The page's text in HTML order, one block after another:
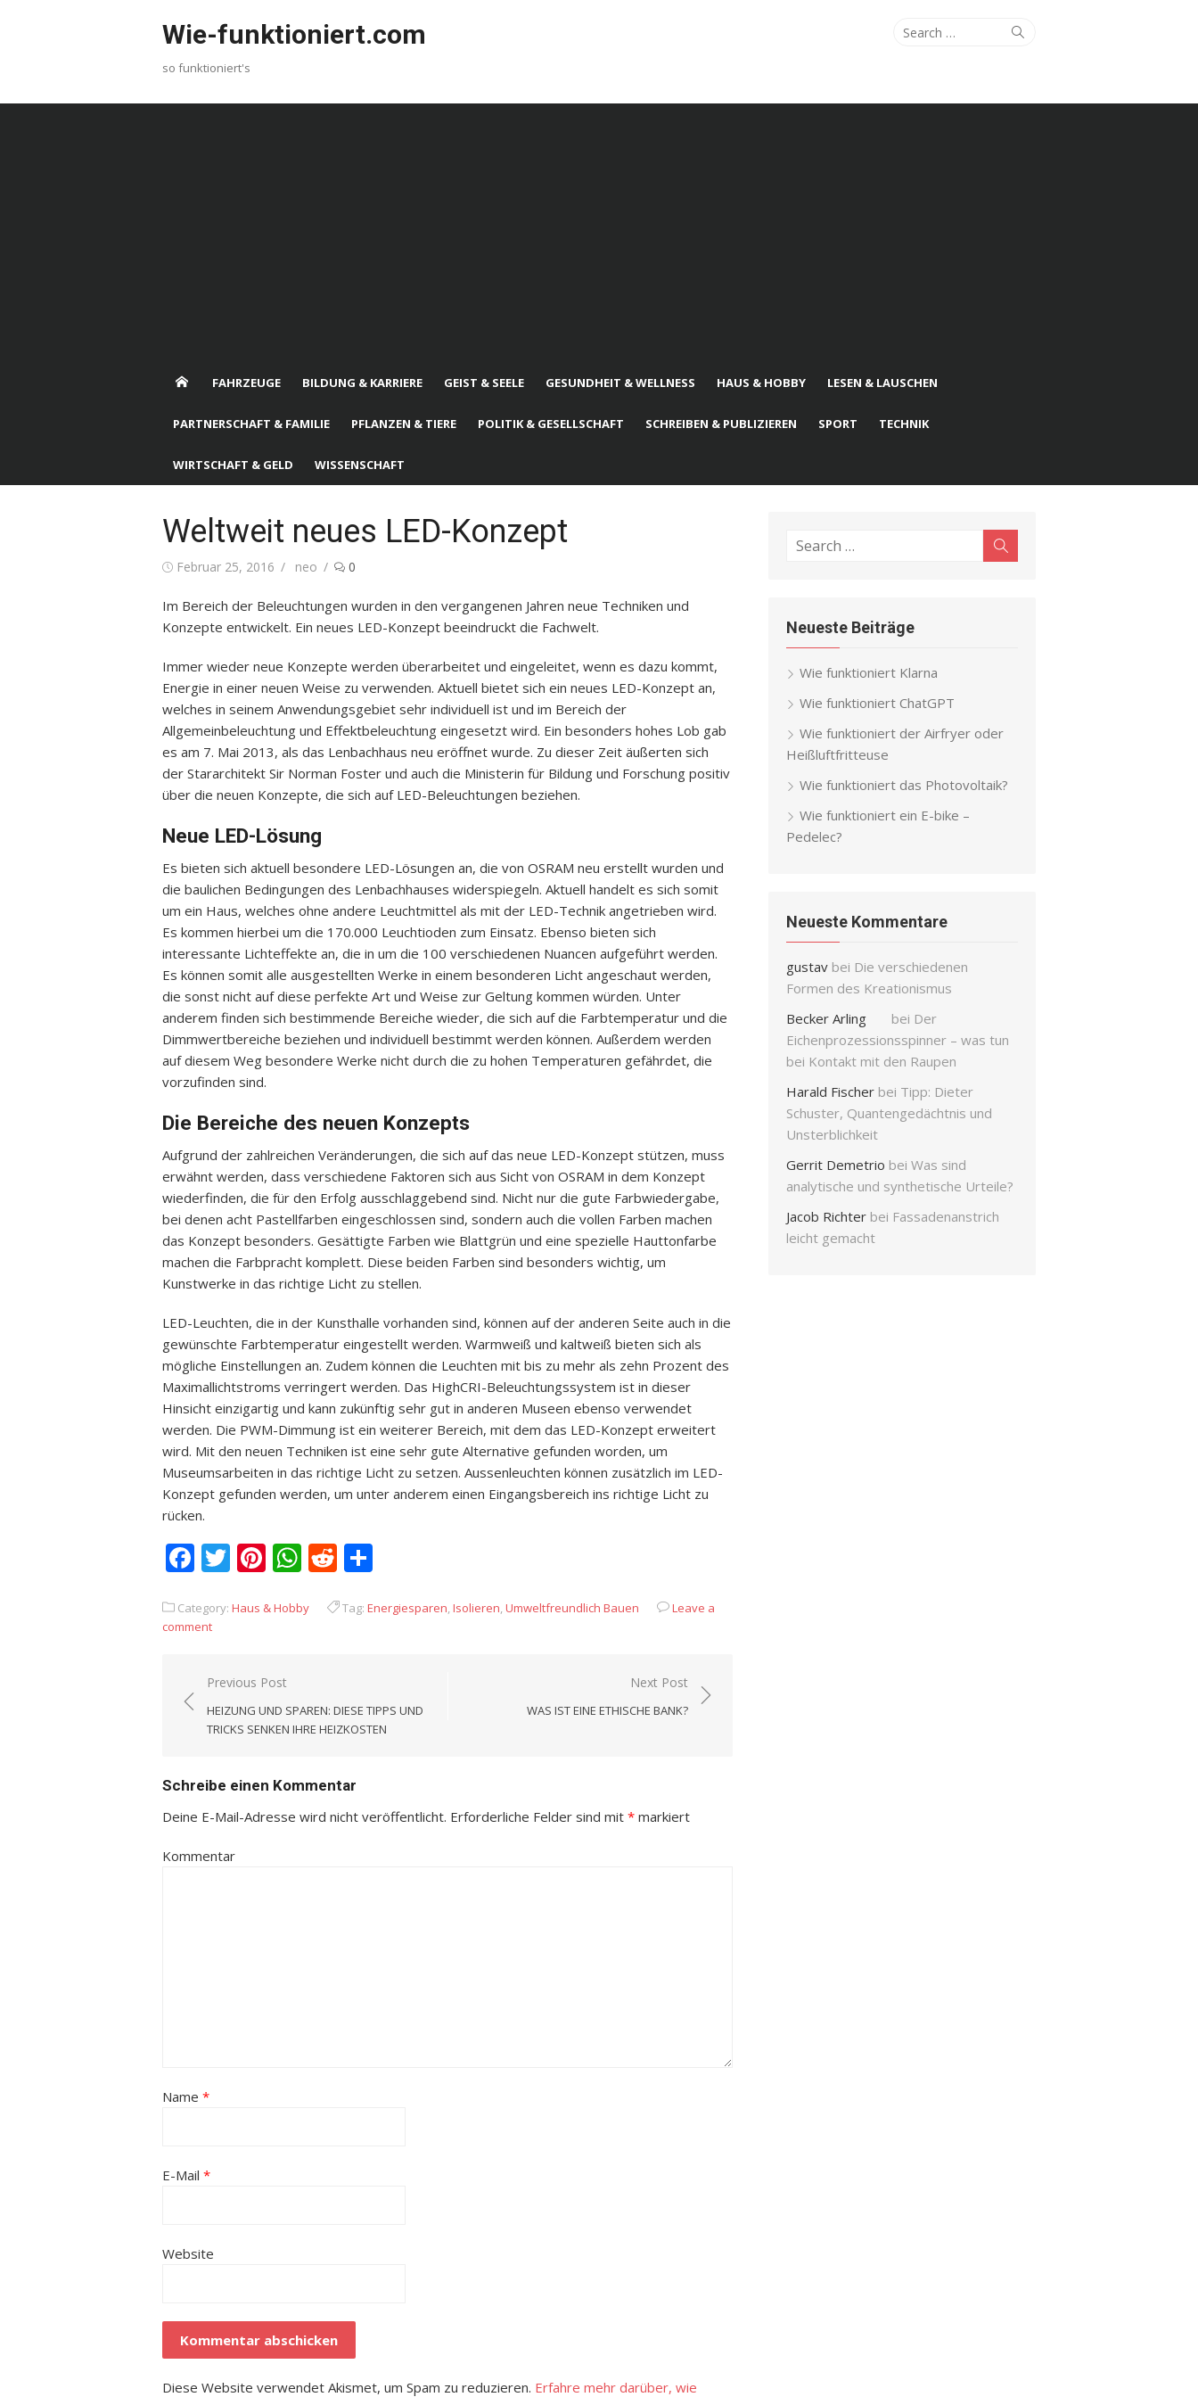
Wie-funktioniert.com
so funktioniert's
Search
Search
FAHRZEUGE BILDUNG & KARRIERE GEIST & SEELE GESUNDHEIT & WELLNESS HAUS & HOBBY LESEN & LAUSCHEN
PARTNERSCHAFT & FAMILIE PFLANZEN & TIERE POLITIK & GESELLSCHAFT SCHREIBEN & PUBLIZIEREN SPORT TECHNIK
WIRTSCHAFT & GELD WISSENSCHAFT
Weltweit neues LED-Konzept
Posted
Februar 25, 2016 Author
neo 0
Im Bereich der Beleuchtungen wurden in den vergangenen Jahren neue Techniken und
Konzepte entwickelt. Ein neues LED-Konzept beeindruckt die Fachwelt.
Immer wieder neue Konzepte werden überarbeitet und eingeleitet, wenn es dazu kommt,
Energie in einer neuen Weise zu verwenden. Aktuell bietet sich ein neues LED-Konzept an,
welches in seinem Anwendungsgebiet sehr individuell ist und im Bereich der
Allgemeinbeleuchtung und Effektbeleuchtung eingesetzt wird. Ein besonders hohes Lob gab
es am 7. Mai 2013, als das Lenbachhaus neu eröffnet wurde. Zu dieser Zeit äußerten sich
der Stararchitekt Sir Norman Foster und auch die Ministerin für Bildung und Forschung positiv
über die neuen Konzepte, die sich auf LED-Beleuchtungen beziehen.
Neue LED-Lösung
Es bieten sich aktuell besondere LED-Lösungen an, die von OSRAM neu erstellt wurden und
die baulichen Bedingungen des Lenbachhauses widerspiegeln. Aktuell handelt es sich somit
um ein Haus, welches ohne andere Leuchtmittel als mit der LED-Technik angetrieben wird.
Es kommen hierbei um die 170.000 Leuchtioden zum Einsatz. Ebenso bieten sich
interessante Lichteffekte an, die in um die 100 verschiedenen Nuancen aufgeführt werden.
Es können somit alle ausgestellten Werke in einem besonderen Licht angeschaut werden,
die sonst nicht auf diese perfekte Art und Weise zur Geltung kommen würden. Unter
anderem finden sich bestimmende Bereiche wieder, die sich auf die Farbtemperatur und die
Dimmwertbereiche beziehen und individuell bestimmt werden können. Außerdem werden
auf diesem Weg besondere Werke nicht durch die zu hohen Temperaturen gefährdet, die
vorzufinden sind.
Die Bereiche des neuen Konzepts
Aufgrund der zahlreichen Veränderungen, die sich auf das neue LED-Konzept stützen, muss
erwähnt werden, dass verschiedene Faktoren sich aus Sicht von OSRAM in dem Konzept
wiederfinden, die für den Erfolg ausschlaggebend sind. Nicht nur die gute Farbwiedergabe,
bei denen acht Pastellfarben eingeschlossen sind, sondern auch die vollen Farben machen
das Konzept besonders. Gesättigte Farben wie Blattgrün und eine spezielle Hauttonfarbe
machen die Farbpracht komplett. Diese beiden Farben sind besonders wichtig, um
Kunstwerke in das richtige Licht zu stellen.
LED-Leuchten, die in der Kunsthalle vorhanden sind, können auf der anderen Seite auch in die
gewünschte Farbtemperatur eingestellt werden. Warmweiß und kaltweiß bieten sich als
mögliche Einstellungen an. Zudem können die Leuchten mit bis zu mehr als zehn Prozent des
Maximallichtstroms verringert werden. Das HighCRI-Beleuchtungssystem ist in dieser
Hinsicht einzigartig und kann zukünftig sehr gut in anderen Museen ebenso verwendet
werden. Die PWM-Dimmung ist ein weiterer Bereich, mit dem das LED-Konzept erweitert
wird. Mit den neuen Techniken ist eine sehr gute Alternative gefunden worden, um
Museumsarbeiten in das richtige Licht zu setzen. Aussenleuchten können zusätzlich im LED-
Konzept gefunden werden, um unter anderem einen Eingangsbereich ins richtige Licht zu
rücken.
Facebook
Twitter
Pinterest
WhatsApp
Reddit
Category: Haus & Hobby Tag: Energiesparen,Isolieren,Umweltfreundlich Bauen
Leave a
comment
Beitrags-
Navigation
Previous Post
HEIZUNG UND SPAREN: DIESE TIPPS UND
TRICKS SENKEN IHRE HEIZKOSTEN
Next Post
WAS IST EINE ETHISCHE BANK?
Schreibe einen Kommentar
Deine E-Mail-Adresse wird nicht veröffentlicht. Erforderliche Felder sind mit * markiert
Kommentar
Name *
E-Mail *
Website
Diese Website verwendet Akismet, um Spam zu reduzieren. Erfahre mehr darüber, wie
Search
Neueste Beiträge
Wie funktioniert Klarna
Wie funktioniert ChatGPT
Wie funktioniert der Airfryer oder
Heißluftfritteuse
Wie funktioniert das Photovoltaik?
Wie funktioniert ein E-bike –
Pedelec?
Neueste Kommentare
gustav bei Die verschiedenen
Formen des Kreationismus
Becker Arling
bei Der
Eichenprozessionsspinner – was tun
bei Kontakt mit den Raupen
Harald Fischer bei Tipp: Dieter
Schuster, Quantengedächtnis und
Unsterblichkeit
Gerrit Demetrio bei Was sind
analytische und synthetische Urteile?
Jacob Richter bei Fassadenanstrich
leicht gemacht